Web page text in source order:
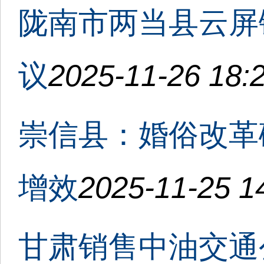
陇南市两当县云
议2025-11-26
崇信县：婚俗改
增效2025-11-25
甘肃销售中油交